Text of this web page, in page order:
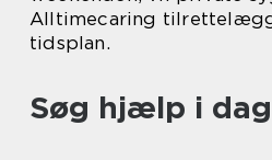
Alltimecaring
tidsplan.
Søg hjælp i dag